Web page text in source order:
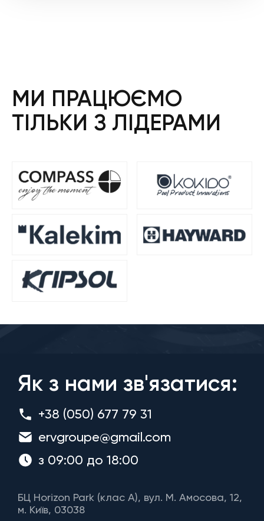
МИ ПРАЦЮЄМО
ТІЛЬКИ З ЛІДЕРАМИ
Як з нами зв'язатися:
+38 (050) 677 79 31
ervgroupe@gmail.com
з 09:00 до 18:00
БЦ Horizon Park (клас A), вул. М. Амосова, 12,
м. Київ, 03038